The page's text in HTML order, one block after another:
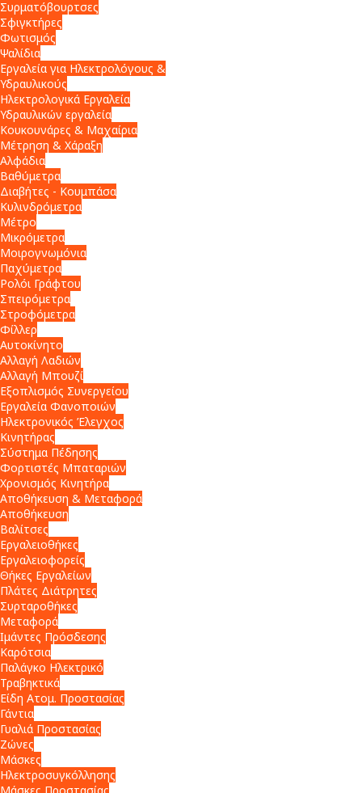
Συρματόβουρτσες
Σφιγκτήρες
Φωτισμός
Ψαλίδια
Εργαλεία για Ηλεκτρολόγους &
Υδραυλικούς
Ηλεκτρολογικά Εργαλεία
Υδραυλικών εργαλεία
Κουκουνάρες & Μαχαίρια
Μέτρηση & Χάραξη
Αλφάδια
Βαθύμετρα
Διαβήτες - Κουμπάσα
Κυλινδρόμετρα
Μέτρο
Μικρόμετρα
Μοιρογνωμόνια
Παχύμετρα
Ρολόι Γράφτου
Σπειρόμετρα
Στροφόμετρα
Φίλλερ
Αυτοκίνητο
Αλλαγή Λαδιών
Αλλαγή Μπουζί
Εξοπλισμός Συνεργείου
Εργαλεία Φανοποιών
Ηλεκτρονικός Έλεγχος
Κινητήρας
Σύστημα Πέδησης
Φορτιστές Μπαταριών
Χρονισμός Κινητήρα
Αποθήκευση & Μεταφορά
Αποθήκευση
Βαλίτσες
Εργαλειοθήκες
Εργαλειοφορείς
Θήκες Εργαλείων
Πλάτες Διάτρητες
Συρταροθήκες
Μεταφορά
Ιμάντες Πρόσδεσης
Καρότσια
Παλάγκο Ηλεκτρικό
Τραβηκτικά
Είδη Ατομ. Προστασίας
Γάντια
Γυαλιά Προστασίας
Ζώνες
Μάσκες
Ηλεκτροσυγκόλλησης